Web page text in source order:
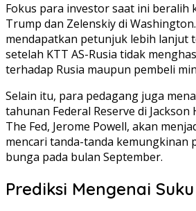
Fokus para investor saat ini beralih
Trump dan Zelenskiy di
mendapatkan petunjuk lebih lanjut
setelah KTT AS-Rusia tidak
terhadap Rusia maupun pembeli
Selain itu, para pedagang juga
tahunan Federal Reserve di Jackson
The Fed, Jerome Powell, akan
mencari tanda-tanda kemungkinan
bunga pada bulan September.
Prediksi Mengenai